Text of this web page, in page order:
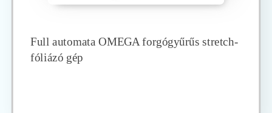
Full automata OMEGA forgógyűrűs stretch-
fóliázó gép